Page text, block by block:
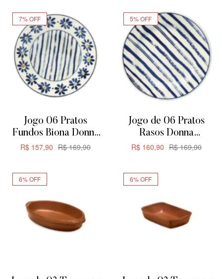
7% OFF
Jogo 06 Pratos
Fundos Biona Donna
Margaridas 21,5cm
R$169,90
R$ 157,90
5% OFF
Jogo de 06 Pratos
Rasos Donna
Margaridas Biona
R$169,90
R$ 160,90
6% OFF 6% OFF